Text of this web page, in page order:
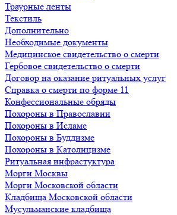
Траурные ленты
Текстиль
Дополнительно
Необходимые документы
Медицинское свидетельство о смерти
Гербовое свидетельство о смерти
Договор на оказание ритуальных услуг
Справка о смерти по форме 11
Конфессиональные обряды
Похороны в Православии
Похороны в Исламе
Похороны в Буддизме
Похороны в Католицизме
Ритуальная инфрастуктура
Морги Москвы
Морги Московской области
Кладбища Московской области
Мусульманские кладбища